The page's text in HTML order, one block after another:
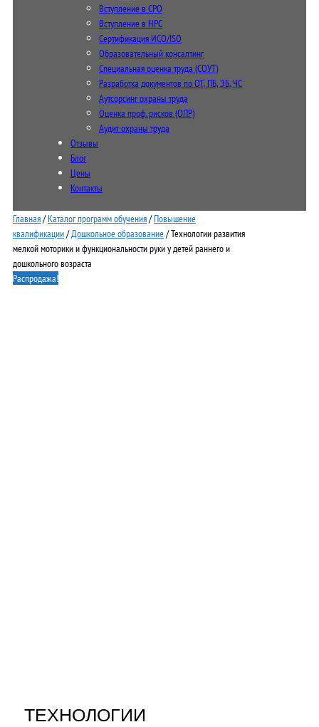
Вступление в СРО
Вступление в НРС
Сертификация ИСО/ISO
Образовательный консалтинг
Специальная оценка труда (СОУТ)
Разработка документов по ОТ, ПБ, ЭБ, ЧС
Аутсорсинг охраны труда
Оценка проф. рисков (ОПР)
Аудит охраны труда
Отзывы
Блог
Цены
Контакты
Главная/Каталог программ обучения/Повышение
квалификации/Дошкольное образование/ Технологии развития
мелкой моторики и функциональности руки у детей раннего и
дошкольного возраста
Распродажа!
ТЕХНОЛОГИИ